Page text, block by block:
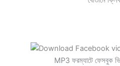
MP3 ফরম্যাটে ফেসবুক